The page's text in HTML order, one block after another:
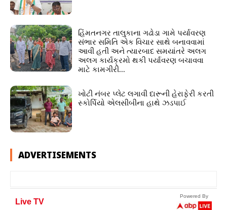
હિંમતનગર તાલુકાના ગઢોડા ગામે પર્યાવરણ
સંભાર સમિતિ એક વિચાર સાથે બનાવવામાં
આવી હતી અને ત્યારબાદ સમયાંતરે અલગ
અલગ કાર્યક્રમો થકી પર્યાવરણ બચાવવા
માટે કામગીરી...
ખોટી નંબર પ્લેટ લગાવી દારૂની હેરાફેરી કરતી
સ્કોર્પિયો એલસીબીના હાથે ઝડપાઈ
ADVERTISEMENTS